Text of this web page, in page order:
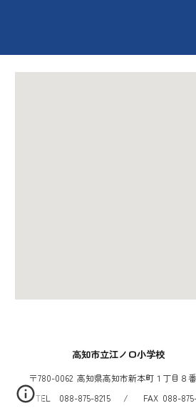
高知市立江ノ口小学校
〒780-0062 高知県高知市新本町１丁目８
TEL 088-875-8215 / FAX 088-875-